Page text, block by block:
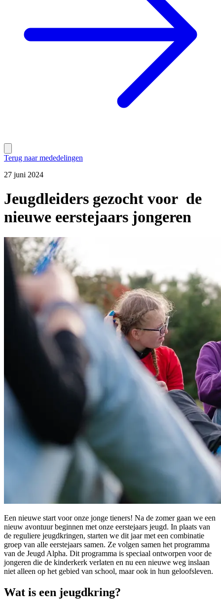
Terug naar mededelingen
27 juni 2024
Jeugdleiders gezocht voor de
nieuwe eerstejaars jongeren
Een nieuwe start voor onze jonge tieners! Na de zomer gaan we een
nieuw avontuur beginnen met onze eerstejaars jeugd. In plaats van
de reguliere jeugdkringen, starten we dit jaar met een combinatie
groep van alle eerstejaars samen. Ze volgen samen het programma
van de Jeugd Alpha. Dit programma is speciaal ontworpen voor de
jongeren die de kinderkerk verlaten en nu een nieuwe weg inslaan
niet alleen op het gebied van school, maar ook in hun geloofsleven.
Wat is een jeugdkring?